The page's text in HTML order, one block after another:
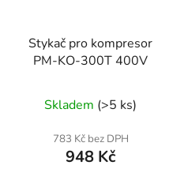
Stykač pro kompresor
PM-KO-300T 400V
Skladem (>5 ks)
783 Kč bez DPH
948 Kč